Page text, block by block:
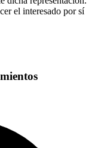
el interesado por sí